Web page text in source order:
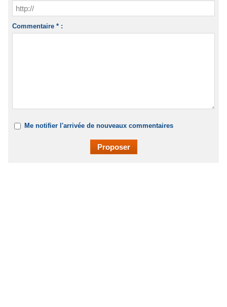
Commentaire * :
Me notifier l'arrivée de nouveaux commentaires